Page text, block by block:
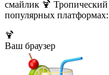
смайлик 🍹
популярных платформах:
🍹
Ваш браузер